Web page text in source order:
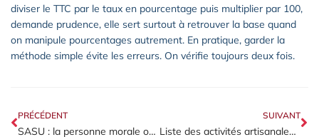
diviser le TTC par le taux en pourcentage puis multiplier par 100,
demande prudence, elle sert surtout à retrouver la base quand
on manipule pourcentages autrement. En pratique, garder la
méthode simple évite les erreurs. On vérifie toujours deux fois.
PRÉCÉDENT
SASU : la personne morale ou la personne physique, quelles conséquences ?
SUIVANT
Liste des activités artisanales : les 10 activités réglementées à vérifier